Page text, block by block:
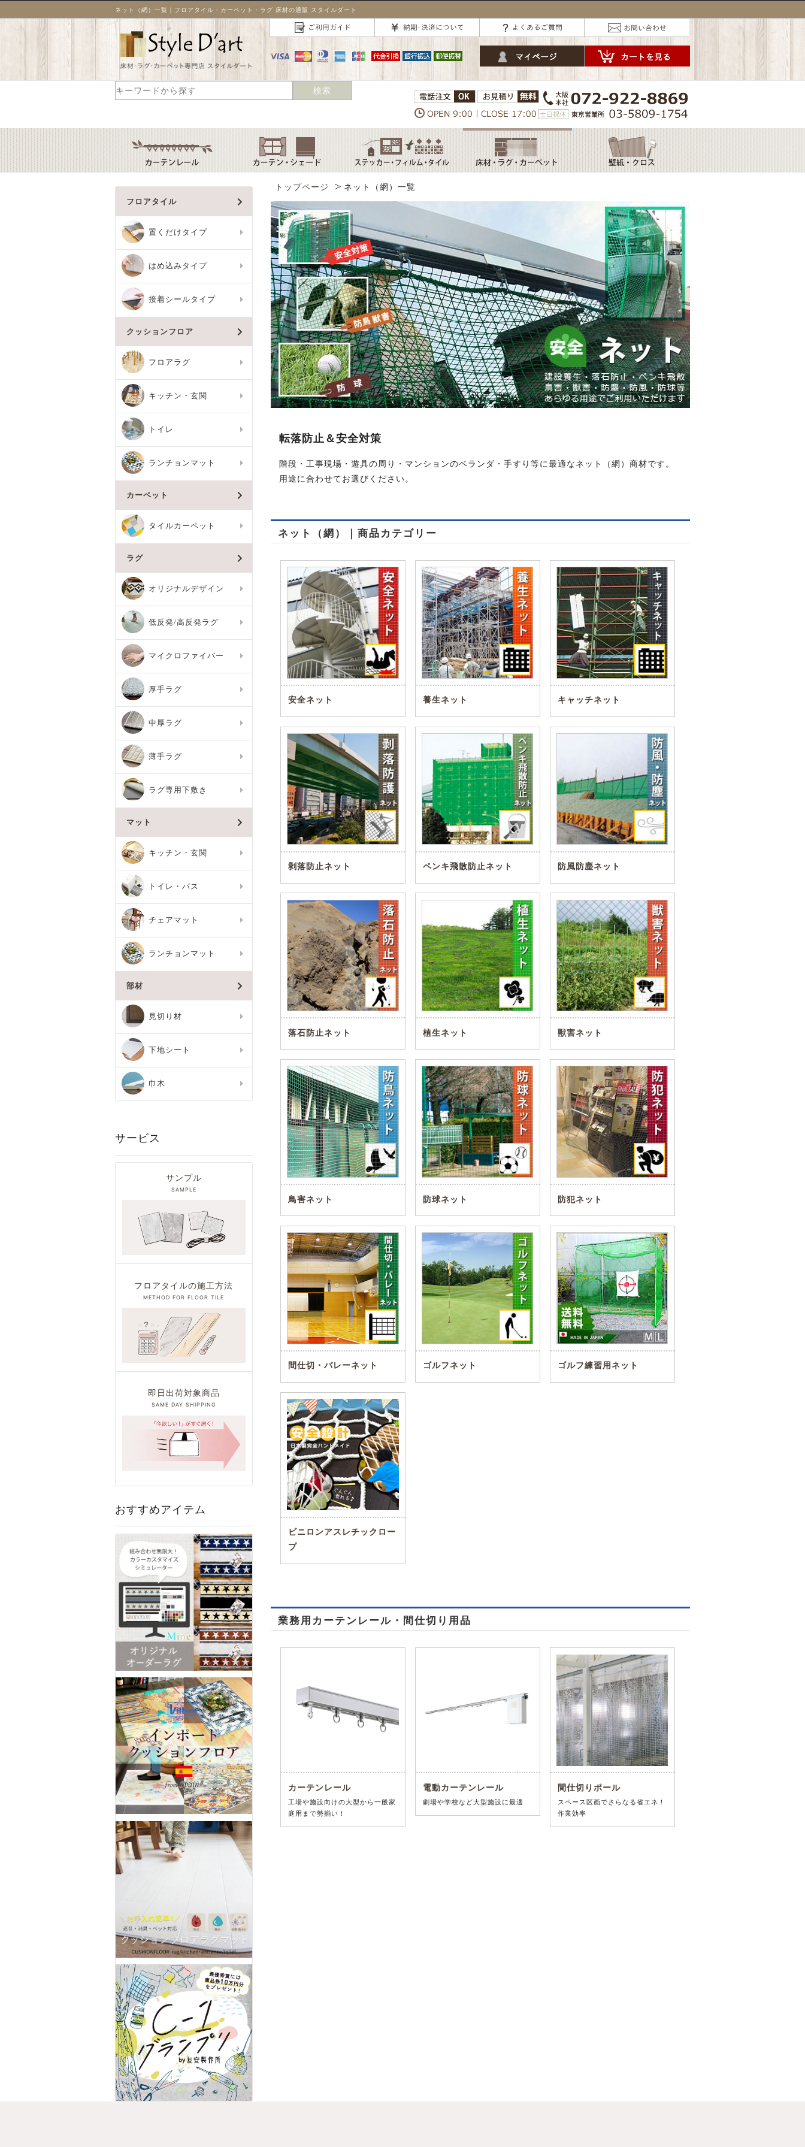
ネット（網）一覧｜フロアタイル・カーペット・ラグ 床材の通販 スタイルダート
トップページ ネット（網）一覧
転落防止＆安全対策
階段・工事現場・遊具の周り・マンションのベランダ・手すり等に最適なネット（網）商材です。
用途に合わせてお選びください。
ネット（網）｜商品カテゴリー
安全ネット 養生ネット キャッチネット
剥落防止ネット ペンキ飛散防止ネット 防風防塵ネット
落石防止ネット 植生ネット 獣害ネット
鳥害ネット 防球ネット 防犯ネット
間仕切・バレーネット ゴルフネット ゴルフ練習用ネット
ビニロンアスレチックロー
プ
業務用カーテンレール・間仕切り用品
カーテンレール
工場や施設向けの大型から一般家
庭用まで勢揃い！
電動カーテンレール
劇場や学校など大型施設に最適
間仕切りポール
スペース区画でさらなる省エネ！
作業効率
フロアタイル
置くだけタイプ
はめ込みタイプ
接着シールタイプ
クッションフロア
フロアラグ
キッチン・玄関
トイレ
ランチョンマット
カーペット
タイルカーペット
ラグ
オリジナルデザイン
低反発/高反発ラグ
マイクロファイバー
厚手ラグ
中厚ラグ
薄手ラグ
ラグ専用下敷き
マット
キッチン・玄関
トイレ・バス
チェアマット
ランチョンマット
部材
見切り材
下地シート
巾木
サービス
サンプル
SAMPLE
フロアタイルの施工方法
METHOD FOR FLOOR TILE
即日出荷対象商品
SAME DAY SHIPPING
おすすめアイテム